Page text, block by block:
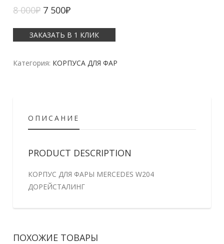
8 000₽ 7 500₽
ЗАКАЗАТЬ В 1 КЛИК
Категория: КОРПУСА ДЛЯ ФАР
ОПИСАНИЕ
PRODUCT DESCRIPTION
КОРПУС ДЛЯ ФАРЫ MERCEDES W204
ДОРЕЙСТАЛИНГ
ПОХОЖИЕ ТОВАРЫ